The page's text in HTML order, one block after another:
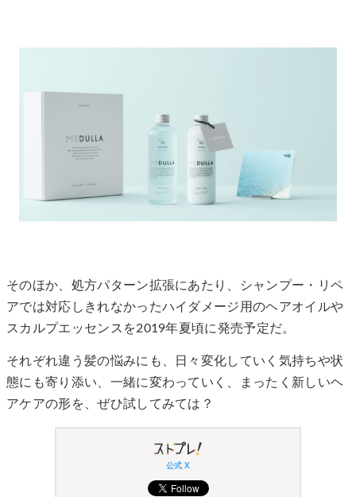
そのほか、処方パターン拡張にあたり、シャンプー・リペ
アでは対応しきれなかったハイダメージ用のヘアオイルや
スカルプエッセンスを2019年夏頃に発売予定だ。
それぞれ違う髪の悩みにも、日々変化していく気持ちや状
態にも寄り添い、一緒に変わっていく、まったく新しいヘ
アケアの形を、ぜひ試してみては？
公式 X